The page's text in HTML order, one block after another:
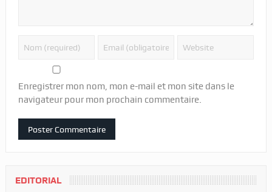
Enregistrer mon nom, mon e-mail et mon site dans le
navigateur pour mon prochain commentaire.
EDITORIAL